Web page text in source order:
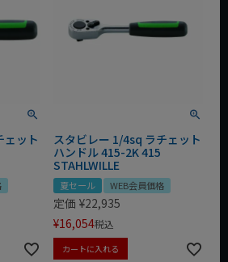
ェット
スタビレー 1/4sq ラチェット
ハンドル 415-2K 415
STAHLWILLE
夏セール WEB会員価格
定価 ¥22,935
¥16,054税込
カートに入れる